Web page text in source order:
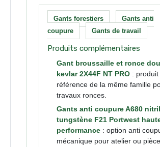
Gants forestiers
Gants anti
coupure
Gants de travail
Produits complémentaires
Gant broussaille et ronce
kevlar 2X44F NT PRO : produit
référence de la même famille
travaux ronces.
Gants anti coupure A680
tungstène F21 Portwest
performance : option anti
mécanique pour atelier ou